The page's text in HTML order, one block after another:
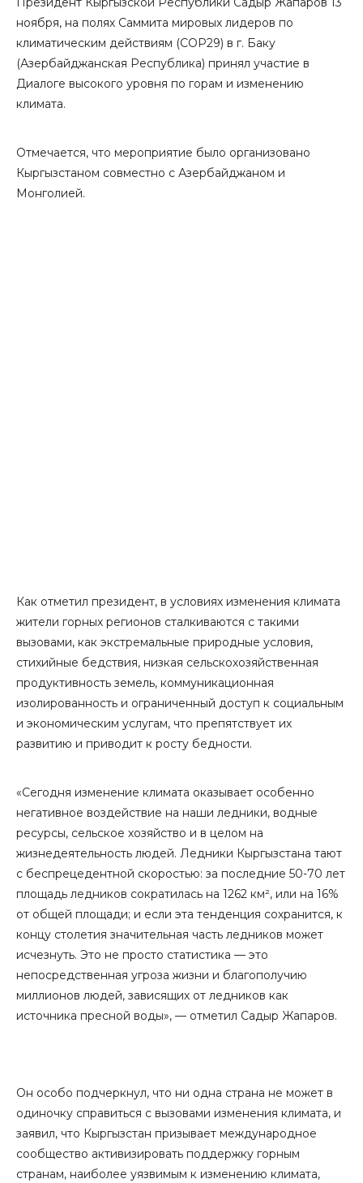
ноября, на полях Саммита мировых лидеров по
климатическим действиям (COP29) в г. Баку
(Азербайджанская Республика) принял участие в
Диалоге высокого уровня по горам и изменению
климата.
Отмечается, что мероприятие было организовано
Кыргызстаном совместно с Азербайджаном и
Монголией.
Как отметил президент, в условиях изменения климата
жители горных регионов сталкиваются с такими
вызовами, как экстремальные природные условия,
стихийные бедствия, низкая сельскохозяйственная
продуктивность земель, коммуникационная
изолированность и ограниченный доступ к социальным
и экономическим услугам, что препятствует их
развитию и приводит к росту бедности.
«Сегодня изменение климата оказывает особенно
негативное воздействие на наши ледники, водные
ресурсы, сельское хозяйство и в целом на
жизнедеятельность людей. Ледники Кыргызстана тают
с беспрецедентной скоростью: за последние 50-70 лет
площадь ледников сократилась на 1262 км², или на 16%
от общей площади; и если эта тенденция сохранится, к
концу столетия значительная часть ледников может
исчезнуть. Это не просто статистика — это
непосредственная угроза жизни и благополучию
миллионов людей, зависящих от ледников как
источника пресной воды», — отметил Садыр Жапаров.
Он особо подчеркнул, что ни одна страна не может в
одиночку справиться с вызовами изменения климата, и
заявил, что Кыргызстан призывает международное
сообщество активизировать поддержку горным
странам, наиболее уязвимым к изменению климата,